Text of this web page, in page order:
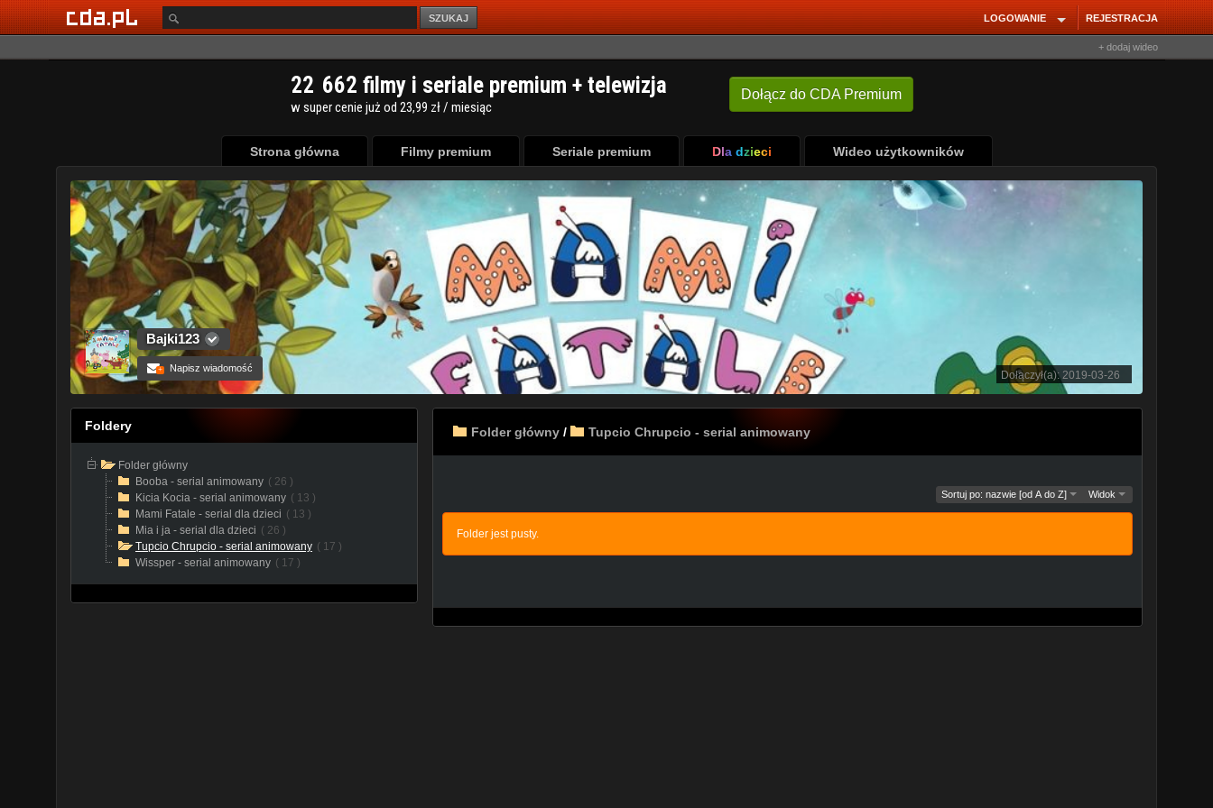
SZUKAJ LOGOWANIE REJESTRACJA
+ dodaj wideo
Strona główna Filmy premium Seriale premium Dla dzieci Wideo użytkowników
Bajki123
+ Napisz wiadomość
Dołączył(a): 2019-03-26
Foldery
Folder główny
Booba - serial animowany ( 26 )
Kicia Kocia - serial animowany ( 13 )
Mami Fatale - serial dla dzieci ( 13 )
Mia i ja - serial dla dzieci ( 26 )
Tupcio Chrupcio - serial animowany ( 17 )
Wissper - serial animowany ( 17 )
Folder główny / Tupcio Chrupcio - serial animowany
Sortuj po: nazwie [od A do Z] Widok
Folder jest pusty.